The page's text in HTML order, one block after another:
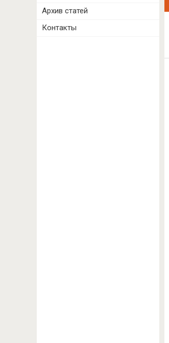
Архив статей
Контакты